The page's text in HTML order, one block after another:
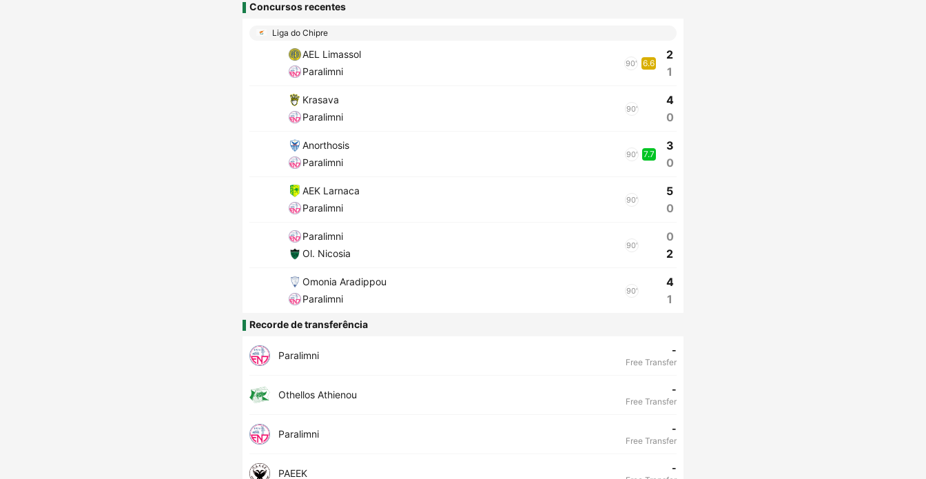
Concursos recentes
Liga do Chipre
AEL Limassol
Paralimni
90' 6.6
2
1
Krasava
Paralimni
90'
4
0
Anorthosis
Paralimni
90' 7.7
3
0
AEK Larnaca
Paralimni
90'
5
0
Paralimni
Ol. Nicosia
90'
0
2
Omonia Aradippou
Paralimni
90'
4
1
Recorde de transferência
Paralimni -
Free Transfer
Othellos Athienou -
Free Transfer
Paralimni -
Free Transfer
PAEEK -